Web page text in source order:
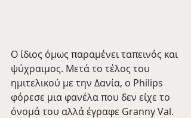
Ο ίδιος όμως παραμένει ταπεινός και
ψύχραιμος. Μετά το τέλος του
ημιτελικού με την Δανία, ο Philips
φόρεσε μια φανέλα που δεν είχε το
όνομά του αλλά έγραφε Granny Val.